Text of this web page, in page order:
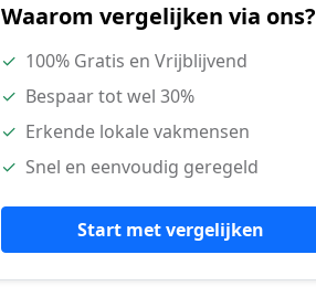
Waarom vergelijken via ons?
✓ 100% Gratis en Vrijblijvend
✓ Bespaar tot wel 30%
✓ Erkende lokale vakmensen
✓ Snel en eenvoudig geregeld
Start met vergelijken